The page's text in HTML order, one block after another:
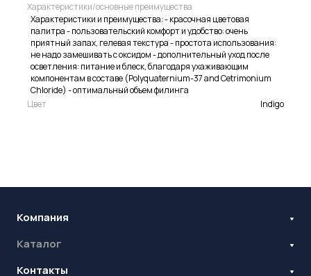
Характеристики/основные преимущества
Характеристики и преимущества: - красочная цветовая
палитра - пользовательский комфорт и удобство: очень
приятный запах, гелевая текстура - простота использования:
не надо замешивать с оксидом - дополнительный уход после
осветления: питание и блеск, благодаря ухаживающим
компонентам в составе (Polyquaternium-37 and Cetrimonium
Chloride) - оптимальный объем филинга
Цвет
Indigo
Компания
Бренды
Блог
Каталог
Наращивание ресниц
Контакты